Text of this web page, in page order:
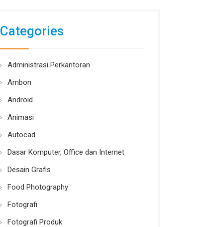
Categories
Administrasi Perkantoran
Ambon
Android
Animasi
Autocad
Dasar Komputer, Office dan Internet
Desain Grafis
Food Photography
Fotografi
Fotografi Produk